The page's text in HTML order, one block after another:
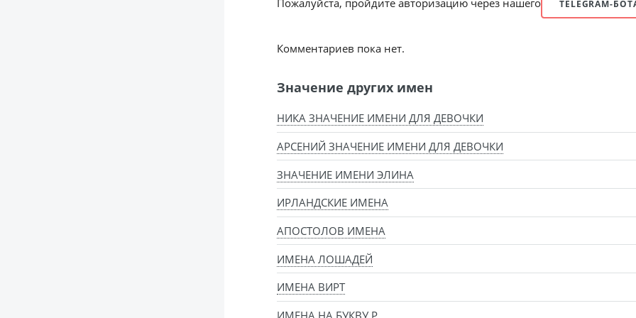
Пожалуйста, пройдите авторизацию через нашего TELEGRAM-
Комментариев пока нет.
Значение других имен
НИКА ЗНАЧЕНИЕ ИМЕНИ ДЛЯ ДЕВОЧКИ
АРСЕНИЙ ЗНАЧЕНИЕ ИМЕНИ ДЛЯ ДЕВОЧКИ
ЗНАЧЕНИЕ ИМЕНИ ЭЛИНА
ИРЛАНДСКИЕ ИМЕНА
АПОСТОЛОВ ИМЕНА
ИМЕНА ЛОШАДЕЙ
ИМЕНА ВИРТ
ИМЕНА НА БУКВУ Р